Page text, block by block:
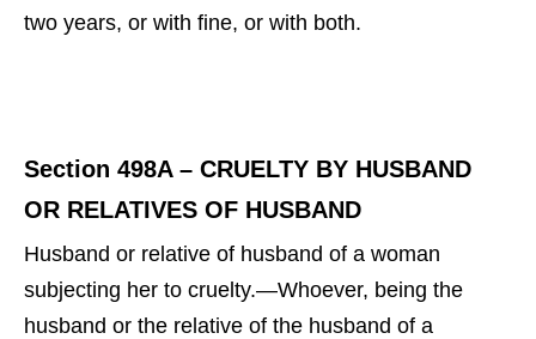
two years, or with fine, or with both.
Section 498A – CRUELTY BY HUSBAND
OR RELATIVES OF HUSBAND
Husband or relative of husband of a woman
subjecting her to cruelty.—Whoever, being the
husband or the relative of the husband of a